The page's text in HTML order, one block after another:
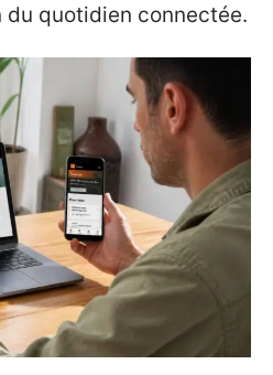
quotidien connectée.